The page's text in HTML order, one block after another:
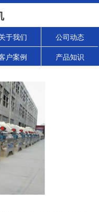
于我们 公司动态
户案例 产品知识